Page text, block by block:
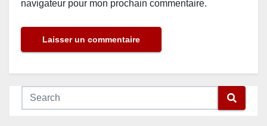
navigateur pour mon prochain commentaire.